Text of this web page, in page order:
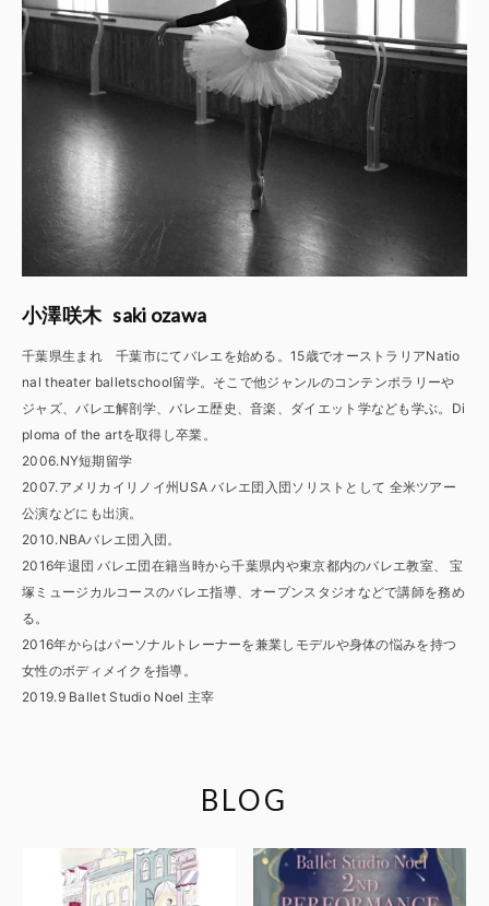
小澤咲木 saki ozawa
千葉県生まれ 千葉市にてバレエを始める。15歳でオーストラリアNatio
nal theater balletschool留学。そこで他ジャンルのコンテンポラリーや
ジャズ、バレエ解剖学、バレエ歴史、音楽、ダイエット学なども学ぶ。Di
ploma of the artを取得し卒業。
2006.NY短期留学
2007.アメリカイリノイ州USA バレエ団入団ソリストとして 全米ツアー
公演などにも出演。
2010.NBAバレエ団入団。
2016年退団 バレエ団在籍当時から千葉県内や東京都内のバレエ教室、 宝
塚ミュージカルコースのバレエ指導、オープンスタジオなどで講師を務め
る。
2016年からはパーソナルトレーナーを兼業しモデルや身体の悩みを持つ
女性のボディメイクを指導。
2019.9 Ballet Studio Noel 主宰
BLOG